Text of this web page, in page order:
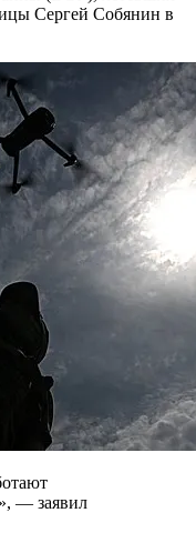
Сергей Собянин в
— заявил